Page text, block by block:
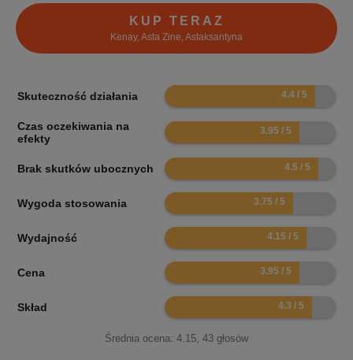
KUP TERAZ
Kenay, Asta Zine, Astaksantyna
Skuteczność działania 8.8
Czas oczekiwania na
efekty
7.9
Brak skutków ubocznych 9
Wygoda stosowania 7.5
Wydajność 8.3
Cena 7.9
Skład 8.6
Średnia ocena: 4.15 43 głosów